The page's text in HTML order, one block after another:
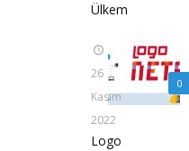
Ülkem
0
26
Kasım
2022
Logo